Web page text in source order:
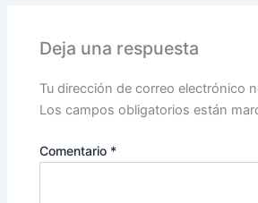
Deja una respuesta
Tu dirección de correo electrónico
Los campos obligatorios están
Comentario *